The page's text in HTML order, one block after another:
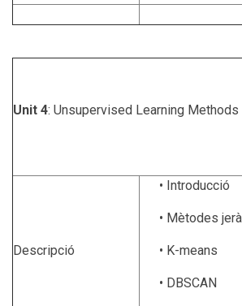
Unit 4: Unsupervised Learning Methods
Descripció
• Introducció
• Mètodes
• K-means
• DBSCAN